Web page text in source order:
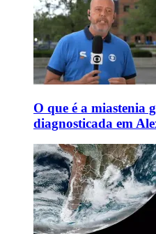
O que é a miastenia
diagnosticada em